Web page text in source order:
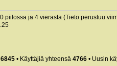
piilossa ja 4 vierasta (Tieto perustuu
6845• Käyttäjiä yhteensä 4766• Uusin